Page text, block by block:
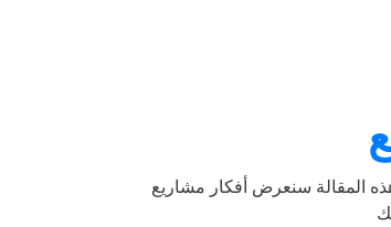
المقالة سنعرض أفكار مشاريع